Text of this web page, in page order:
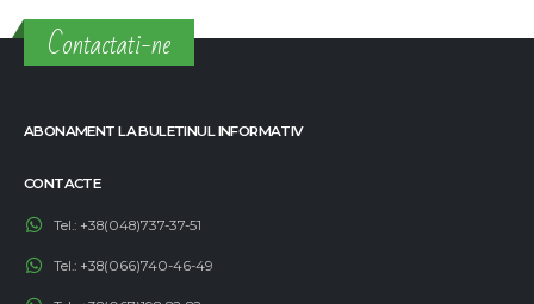
Contactati-ne
ABONAMENT LA BULETINUL INFORMATIV
CONTACTE
Tel.: +38(048)737-37-51
Tel.: +38(066)740-46-49